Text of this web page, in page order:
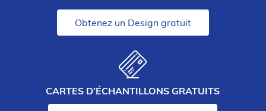
Obtenez un Design gratuit
CARTES D’ÉCHANTILLONS GRATUITS